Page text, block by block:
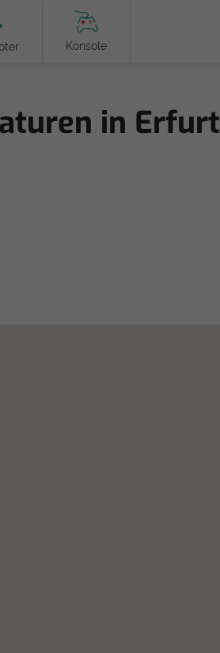
Konsole
in Erfurt